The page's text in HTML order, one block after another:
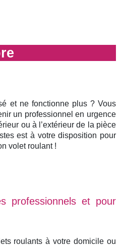
et ne fonctionne plus ? Vous
un professionnel en urgence
ou à l’extérieur de la pièce
est à votre disposition pour
volet roulant !
professionnels et pour
roulants à votre domicile ou